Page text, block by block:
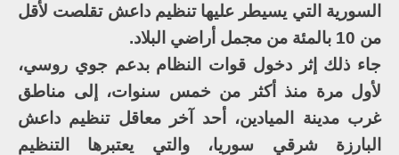
السورية التي يسيطر عليها تنظيم داعش تقلصت لأقل
من 10 بالمئة من مجمل أراضي البلاد.
جاء ذلك إثر دخول قوات النظام بدعم جوي روسي،
لأول مرة منذ أكثر من خمس سنوات، إلى مناطق
غرب مدينة الميادين، أحد آخر معاقل تنظيم داعش
البارزة شرقي سوريا، والتي يعتبرها التنظيم